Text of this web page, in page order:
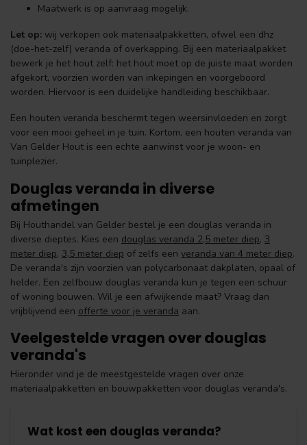
Maatwerk is op aanvraag mogelijk.
Let op: wij verkopen ook materiaalpakketten, ofwel een dhz
(doe-het-zelf) veranda of overkapping. Bij een materiaalpakket
bewerk je het hout zelf: het hout moet op de juiste maat worden
afgekort, voorzien worden van inkepingen en voorgeboord
worden. Hiervoor is een duidelijke handleiding beschikbaar.
Een houten veranda beschermt tegen weersinvloeden en zorgt
voor een mooi geheel in je tuin. Kortom, een houten veranda van
Van Gelder Hout is een echte aanwinst voor je woon- en
tuinplezier.
Douglas veranda in diverse
afmetingen
Bij Houthandel van Gelder bestel je een douglas veranda in
diverse dieptes. Kies een douglas veranda 2,5 meter diep, 3
meter diep, 3,5 meter diep of zelfs een veranda van 4 meter diep.
De veranda's zijn voorzien van polycarbonaat dakplaten, opaal of
helder. Een zelfbouw douglas veranda kun je tegen een schuur
of woning bouwen. Wil je een afwijkende maat? Vraag dan
vrijblijvend een offerte voor je veranda aan.
Veelgestelde vragen over douglas
veranda's
Hieronder vind je de meestgestelde vragen over onze
materiaalpakketten en bouwpakketten voor douglas veranda's.
Wat kost een douglas veranda?